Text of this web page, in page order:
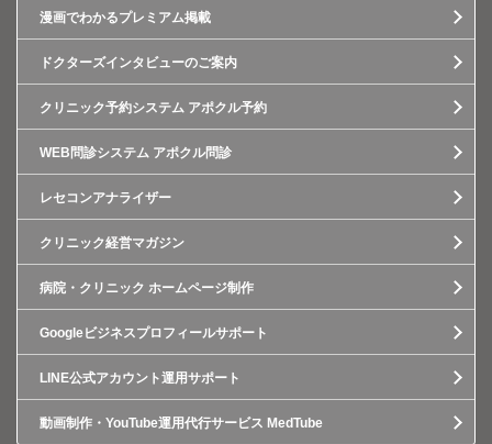
漫画でわかるプレミアム掲載
ドクターズインタビューのご案内
クリニック予約システム アポクル予約
WEB問診システム アポクル問診
レセコンアナライザー
クリニック経営マガジン
病院・クリニック ホームページ制作
Googleビジネスプロフィールサポート
LINE公式アカウント運用サポート
動画制作・YouTube運用代行サービス MedTube